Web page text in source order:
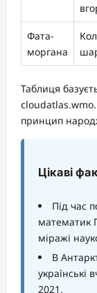
Фата-
моргана
Таблиця
принцип
Цікаві
Під час
математик
міражі
В
українські
2021.